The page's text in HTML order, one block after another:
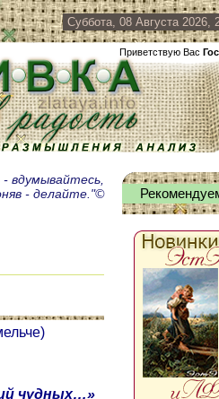
Суббота, 08 Августа 2026,
Приветствую Вас
вдумывайтесь,
- делайте."©
чудных…»